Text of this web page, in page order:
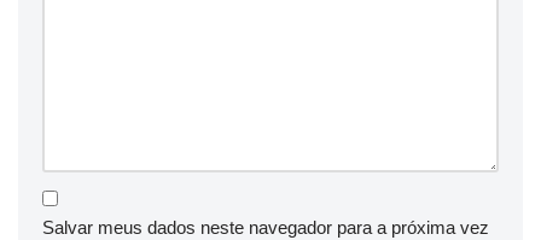
Salvar meus dados neste navegador para a próxima vez